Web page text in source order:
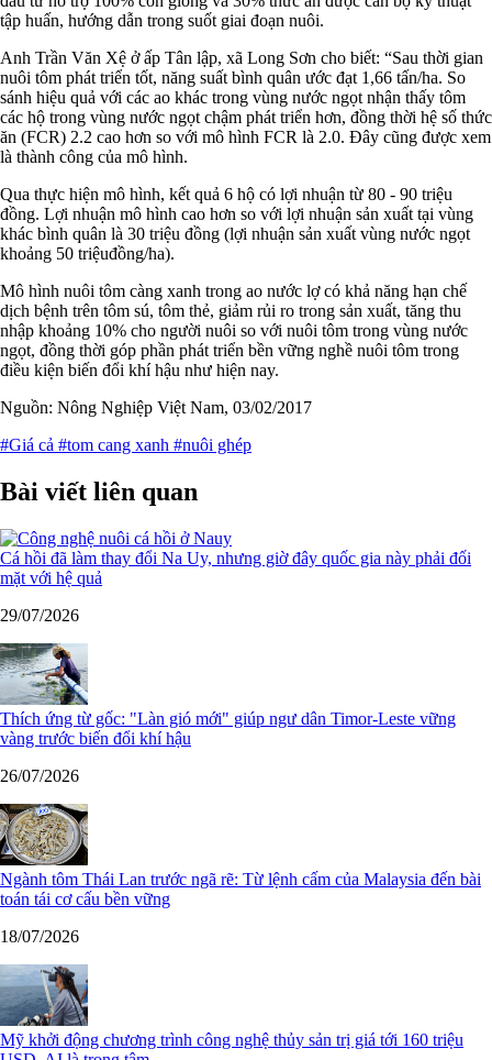
tập huấn, hướng dẫn trong suốt giai đoạn nuôi.
Anh Trần Văn Xệ ở ấp Tân lập, xã Long Sơn cho biết: “Sau thời gian
nuôi tôm phát triển tốt, năng suất bình quân ước đạt 1,66 tấn/ha. So
sánh hiệu quả với các ao khác trong vùng nước ngọt nhận thấy tôm
các hộ trong vùng nước ngọt chậm phát triển hơn, đồng thời hệ số thức
ăn (FCR) 2.2 cao hơn so với mô hình FCR là 2.0. Đây cũng được xem
là thành công của mô hình.
Qua thực hiện mô hình, kết quả 6 hộ có lợi nhuận từ 80 - 90 triệu
đồng. Lợi nhuận mô hình cao hơn so với lợi nhuận sản xuất tại vùng
khác bình quân là 30 triệu đồng (lợi nhuận sản xuất vùng nước ngọt
khoảng 50 triệuđồng/ha).
Mô hình nuôi tôm càng xanh trong ao nước lợ có khả năng hạn chế
dịch bệnh trên tôm sú, tôm thẻ, giảm rủi ro trong sản xuất, tăng thu
nhập khoảng 10% cho người nuôi so với nuôi tôm trong vùng nước
ngọt, đồng thời góp phần phát triển bền vững nghề nuôi tôm trong
điều kiện biến đổi khí hậu như hiện nay.
Nguồn: Nông Nghiệp Việt Nam, 03/02/2017
#Giá cả #tom cang xanh #nuôi ghép
Bài viết liên quan
Cá hồi đã làm thay đổi Na Uy, nhưng giờ đây quốc gia này phải đối
mặt với hệ quả
29/07/2026
Thích ứng từ gốc: "Làn gió mới" giúp ngư dân Timor-Leste vững
vàng trước biến đổi khí hậu
26/07/2026
Ngành tôm Thái Lan trước ngã rẽ: Từ lệnh cấm của Malaysia đến bài
toán tái cơ cấu bền vững
18/07/2026
Mỹ khởi động chương trình công nghệ thủy sản trị giá tới 160 triệu